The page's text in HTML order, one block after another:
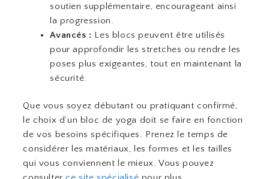
soutien supplémentaire, encourageant ainsi
la progression.
Avancés : Les blocs peuvent être utilisés
pour approfondir les stretches ou rendre les
poses plus exigeantes, tout en maintenant la
sécurité.
Que vous soyez débutant ou pratiquant confirmé,
le choix d’un bloc de yoga doit se faire en fonction
de vos besoins spécifiques. Prenez le temps de
considérer les matériaux, les formes et les tailles
qui vous conviennent le mieux. Vous pouvez